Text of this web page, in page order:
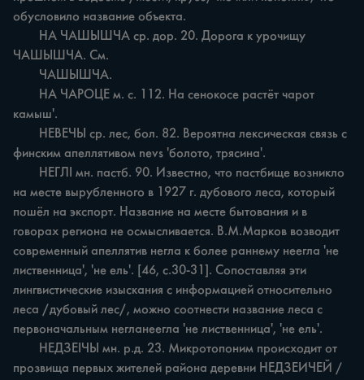
обусловило название объекта.
ЧАШЫШЧА. См.
камыш'.
финским апеллятивом nevs 'болото, трясина'.
на месте вырубленного в 1927 г. дубового леса, который
пошёл на экспорт. Название на месте бытования и в
говорах региона не осмысливается. В.М.Марков возводит
современный апеллятив негла к более раннему неегла 'не
лиственница', 'не ель'. [46, с.30-31]. Сопоставляя эти
лингвистические изыскания с информацией относительно
леса /дубовый лес/, можно соотнести название леса с
первоначальным негланеегла 'не лиственница', 'не ель'.
прозвища первых жителей района деревни НЕДЗЕИЧЕЙ /